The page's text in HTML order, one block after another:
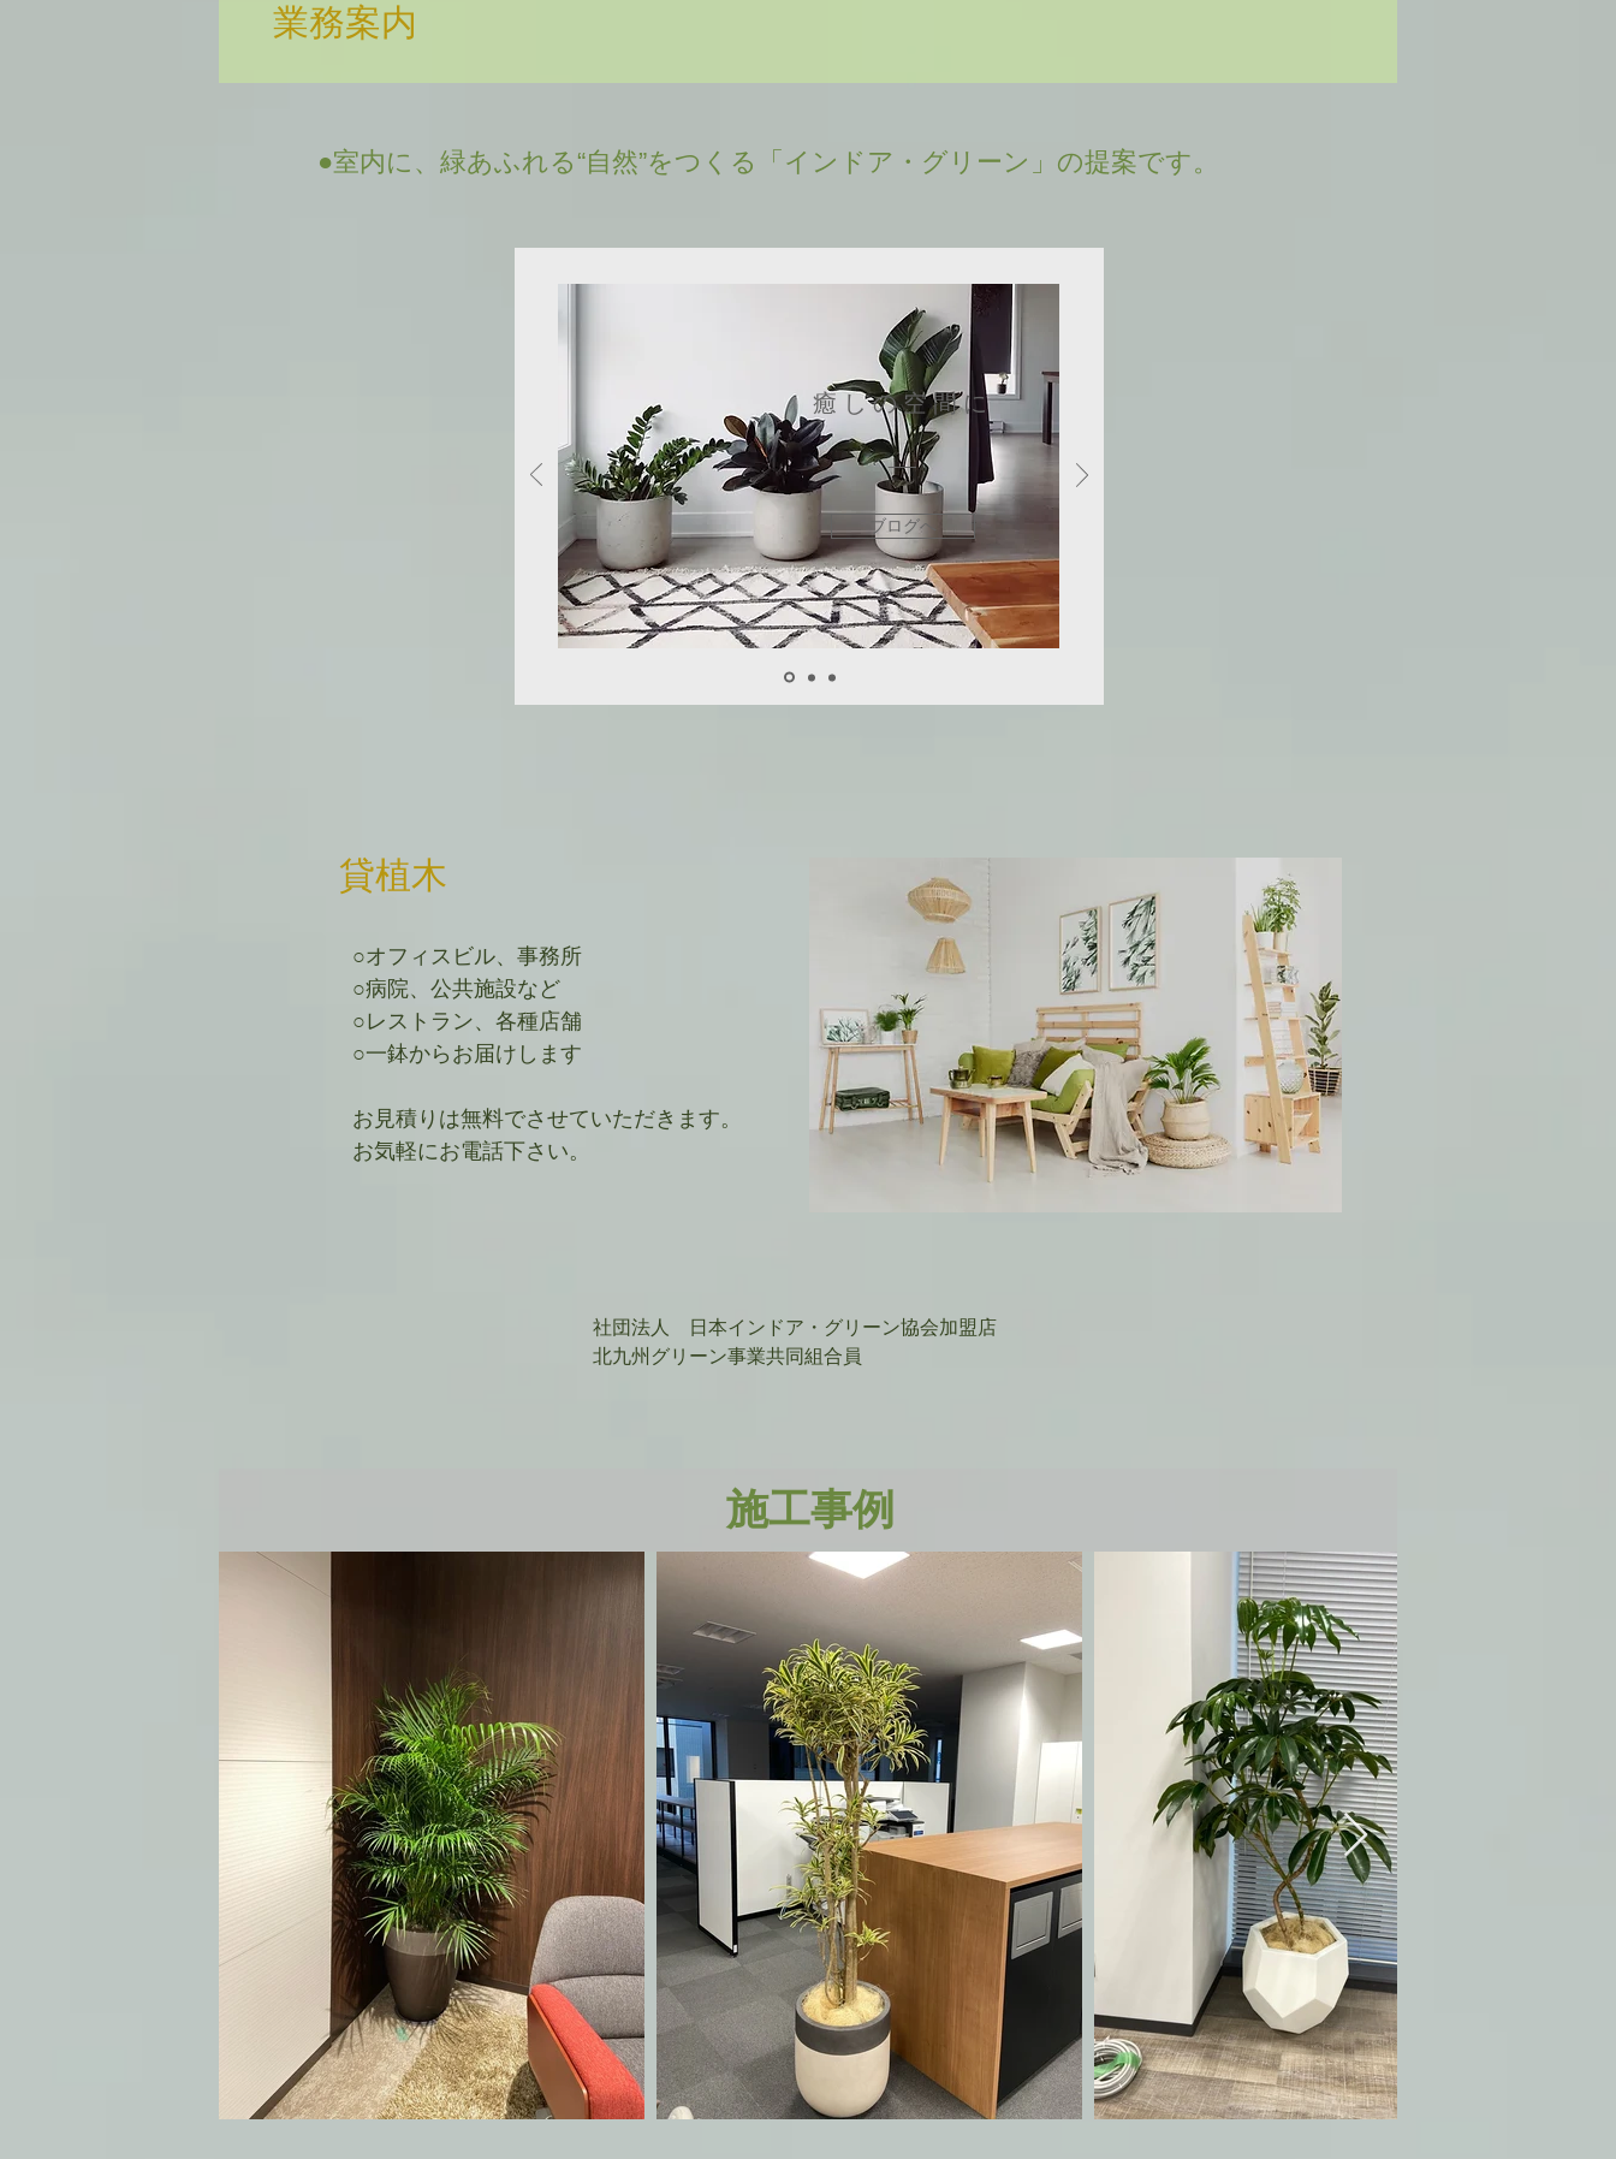
業務案内
●室内に、緑あふれる“自然”をつくる「インドア・グリーン」の提案です。
癒しの空間に
ブログへ
​貸植木
○オフィスビル、事務所
○病院、公共施設など
○レストラン、各種店舗
○一鉢からお届けします
お見積りは無料でさせていただきます。
お気軽にお電話下さい。
社団法人 日本インドア・グリーン協会加盟店
北九州グリーン事業共同組合員
施工事例